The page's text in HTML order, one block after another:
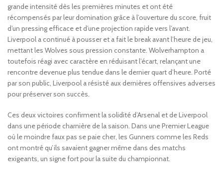
grande intensité dès les premières minutes et ont été
récompensés par leur domination grâce à l’ouverture du score, fruit
d’un pressing efficace et d’une projection rapide vers l’avant.
Liverpool a continué à pousser et a fait le break avant l’heure de jeu,
mettant les Wolves sous pression constante. Wolverhampton a
toutefois réagi avec caractère en réduisant l’écart, relançant une
rencontre devenue plus tendue dans le dernier quart d’heure. Porté
par son public, Liverpool a résisté aux dernières offensives adverses
pour préserver son succès.
Ces deux victoires confirment la solidité d’Arsenal et de Liverpool
dans une période charnière de la saison. Dans une Premier League
où le moindre faux pas se paie cher, les Gunners comme les Reds
ont montré qu’ils savaient gagner même dans des matchs
exigeants, un signe fort pour la suite du championnat.